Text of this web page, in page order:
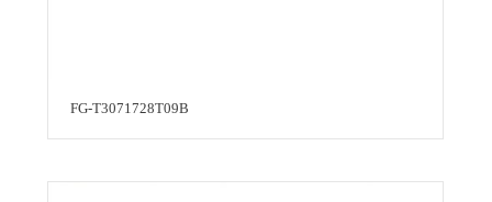
FG-T3071728T09B